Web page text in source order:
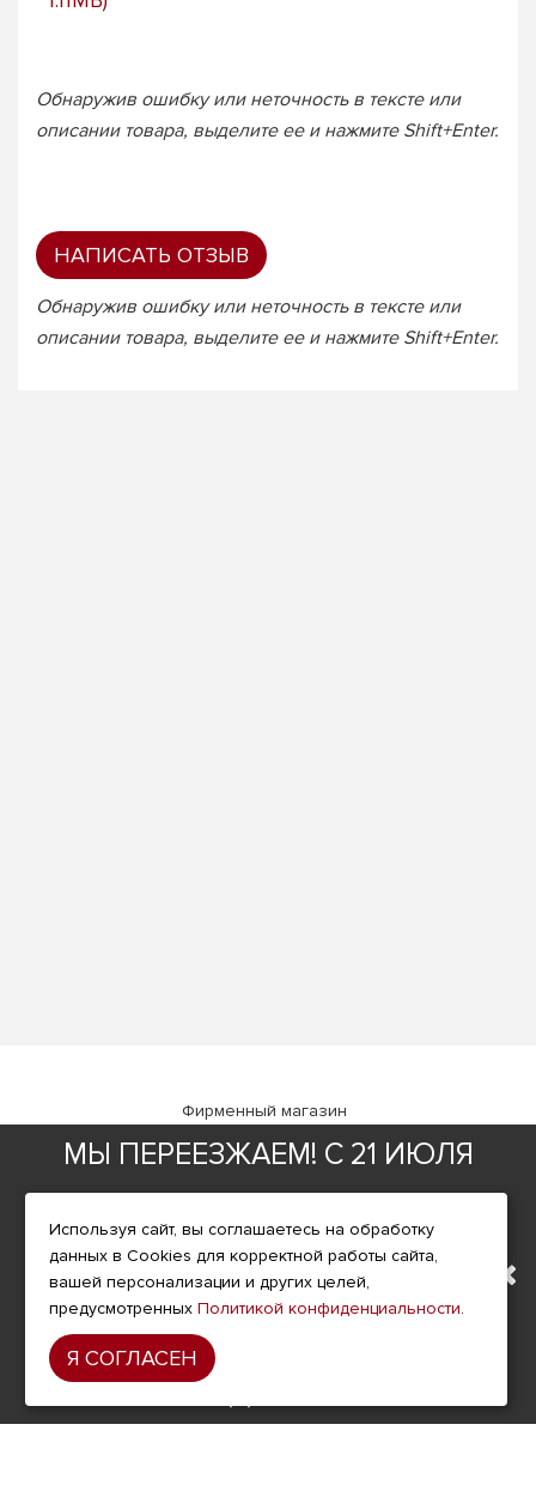
Обнаружив ошибку или неточность в тексте или
описании товара, выделите ее и нажмите Shift+Enter.
НАПИСАТЬ ОТЗЫВ
Обнаружив ошибку или неточность в тексте или
описании товара, выделите ее и нажмите Shift+Enter.
МЫ ПЕРЕЕЗЖАЕМ! С 21 ИЮЛЯ
МАГАЗИН БУДЕТ РАБОТАТЬ
ПО НОВОМУ АДРЕСУ.
ПОДРОБНАЯ ИНФОРМАЦИЯ
О ПЕРЕЕЗДЕ ПО ССЫЛКЕ
Фирменный магазин
О компании
Доставка
Оплата
Гарантия и сервис
Политика конфиденциальности
Используя сайт, вы соглашаетесь на обработку
данных в Cookies для корректной работы сайта,
вашей персонализации и других целей,
предусмотренных Политикой конфиденциальности.
Я СОГЛАСЕН